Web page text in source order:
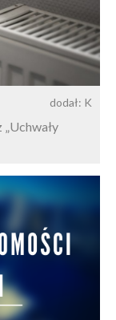
dodał: K